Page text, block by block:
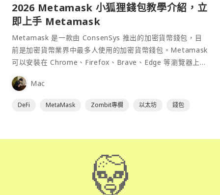
2026 Metamask 小狐狸錢包教學介紹，立
即上手 Metamask
Metamask 是一款由 ConsenSys 推出的加密貨幣錢包，目
前是加密貨幣業界中最多人使用的加密貨幣錢包。Metamask
可以安裝在 Chrome、Firefox、Brave、Edge 等瀏覽器上作
為插件使用，具備許多功能且使用上非常方便。
Mac
DeFi MetaMask Zombit專欄 以太坊 錢包